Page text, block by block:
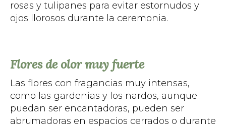
rosas y tulipanes para evitar estornudos y
ojos llorosos durante la ceremonia.
Flores de olor muy fuerte
Las flores con fragancias muy intensas,
como las gardenias y los nardos, aunque
puedan ser encantadoras, pueden ser
abrumadoras en espacios cerrados o durante